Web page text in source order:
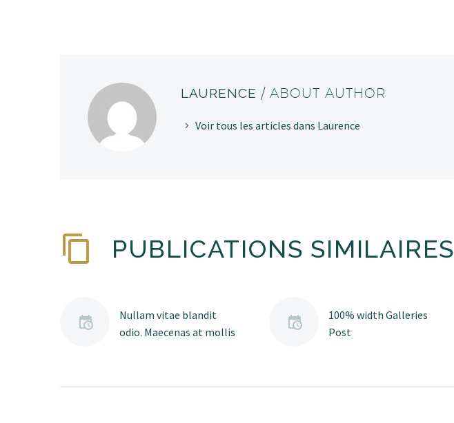
LAURENCE / ABOUT AUTHOR
Voir tous les articles dans Laurence
PUBLICATIONS SIMILAIRES
Nullam vitae blandit
odio. Maecenas at mollis
gravida nibh vel velit
100% width Galleries
Post
auctor aliquet. Aenean